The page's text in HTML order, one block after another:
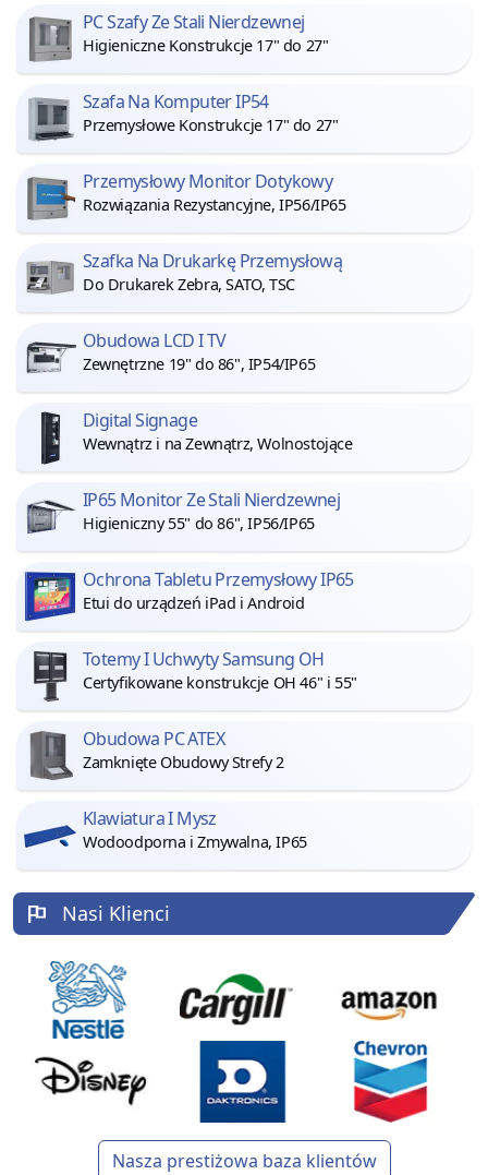
PC Szafy Ze Stali Nierdzewnej
Higieniczne Konstrukcje 17" do 27"
Szafa Na Komputer IP54
Przemysłowe Konstrukcje 17" do 27"
Przemysłowy Monitor Dotykowy
Rozwiązania Rezystancyjne, IP56/IP65
Szafka Na Drukarkę Przemysłową
Do Drukarek Zebra, SATO, TSC
Obudowa LCD I TV
Zewnętrzne 19" do 86", IP54/IP65
Digital Signage
Wewnątrz i na Zewnątrz, Wolnostojące
IP65 Monitor Ze Stali Nierdzewnej
Higieniczny 55" do 86", IP56/IP65
Ochrona Tabletu Przemysłowy IP65
Etui do urządzeń iPad i Android
Totemy I Uchwyty Samsung OH
Certyfikowane konstrukcje OH 46" i 55"
Obudowa PC ATEX
Zamknięte Obudowy Strefy 2
Klawiatura I Mysz
Wodoodporna i Zmywalna, IP65
Nasi Klienci
Nasza prestiżowa baza klientów